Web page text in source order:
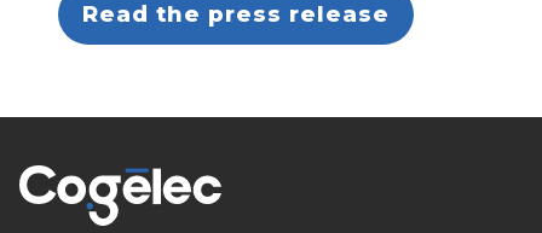
Read the press release